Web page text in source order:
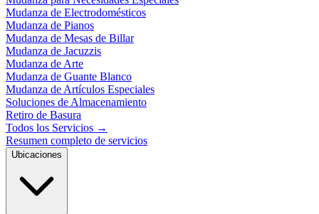
Mudanza de Electrodomésticos
Mudanza de Pianos
Mudanza de Mesas de Billar
Mudanza de Jacuzzis
Mudanza de Arte
Mudanza de Guante Blanco
Mudanza de Artículos Especiales
Soluciones de Almacenamiento
Retiro de Basura
Todos los Servicios →
Resumen completo de servicios
Ubicaciones